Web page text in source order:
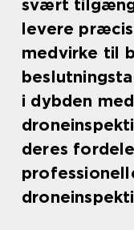
svært
levere
medvirke til
i dybden
deres